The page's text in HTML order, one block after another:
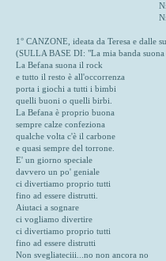
1° CANZONE, ideata da Teresa e dalle
(SULLA BASE DI: "La mia banda
La Befana suona il rock
e tutto il resto è all'occorrenza
porta i giochi a tutti i bimbi
quelli buoni o quelli birbi.
La Befana è proprio buona
sempre calze confeziona
qualche volta c'è il carbone
e quasi sempre del torrone.
E' un giorno speciale
davvero un po' geniale
ci divertiamo proprio tutti
fino ad essere distrutti.
Aiutaci a sognare
ci vogliamo divertire
ci divertiamo proprio tutti
fino ad essere distrutti
Non svegliateciii...no non ancora no